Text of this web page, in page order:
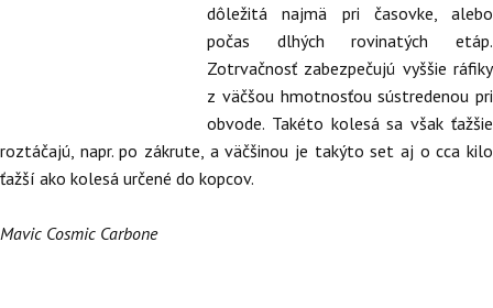
dôležitá najmä pri časovke, alebo
počas dlhých rovinatých etáp.
Zotrvačnosť zabezpečujú vyššie ráfiky
z väčšou hmotnosťou sústredenou pri
obvode. Takéto kolesá sa však ťažšie
roztáčajú, napr. po zákrute, a väčšinou je takýto set aj o cca kilo
ťažší ako kolesá určené do kopcov.
Mavic Cosmic Carbone